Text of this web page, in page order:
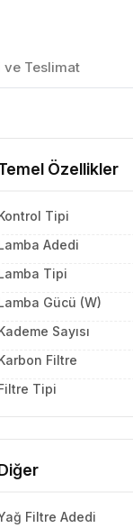
ve Teslimat
Özellikler
Tipi
Adedi
Tipi
Gücü (W)
Sayısı
Filtre
Tipi
Filtre Adedi